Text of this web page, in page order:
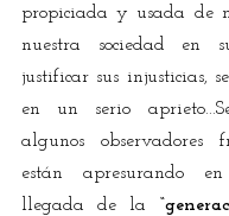
propiciada y usada de
nuestra sociedad en
justificar sus injusticias,
en un serio
algunos observadores
están apresurando
llegada de la